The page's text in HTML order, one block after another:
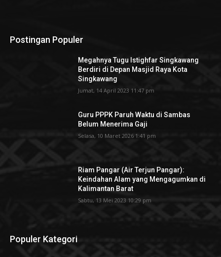
Postingan Populer
Megahnya Tugu Istighfar Singkawang
Berdiri di Depan Masjid Raya Kota
Singkawang
Jumat, 14 April 2023 11:47 pm
Guru PPPK Paruh Waktu di Sambas
Belum Menerima Gaji
Selasa, 10 Maret 2026 1:41 pm
Riam Pangar (Air Terjun Pangar):
Keindahan Alam yang Mengagumkan di
Kalimantan Barat
Sabtu, 13 Mei 2023 10:29 pm
Populer Kategori